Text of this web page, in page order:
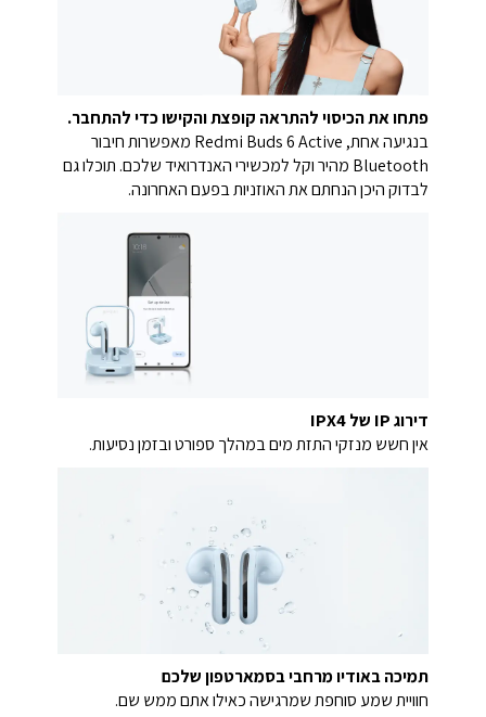
פתחו את הכיסוי להתראה קופצת והקישו כדי להתחבר.
בנגיעה אחת, Redmi Buds 6 Active מאפשרות חיבור
Bluetooth מהיר וקל למכשירי האנדרואיד שלכם. תוכלו גם
לבדוק היכן הנחתם את האוזניות בפעם האחרונה.
דירוג IP של IPX4
אין חשש מנזקי התזת מים במהלך ספורט ובזמן נסיעות.
תמיכה באודיו מרחבי בסמארטפון שלכם
חוויית שמע סוחפת שמרגישה כאילו אתם ממש שם.